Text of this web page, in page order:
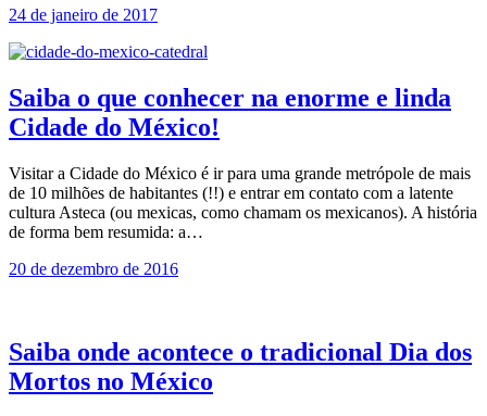
24 de janeiro de 2017
Saiba o que conhecer na enorme e linda
Cidade do México!
Visitar a Cidade do México é ir para uma grande metrópole de mais
de 10 milhões de habitantes (!!) e entrar em contato com a latente
cultura Asteca (ou mexicas, como chamam os mexicanos). A história
de forma bem resumida: a…
20 de dezembro de 2016
Saiba onde acontece o tradicional Dia dos
Mortos no México